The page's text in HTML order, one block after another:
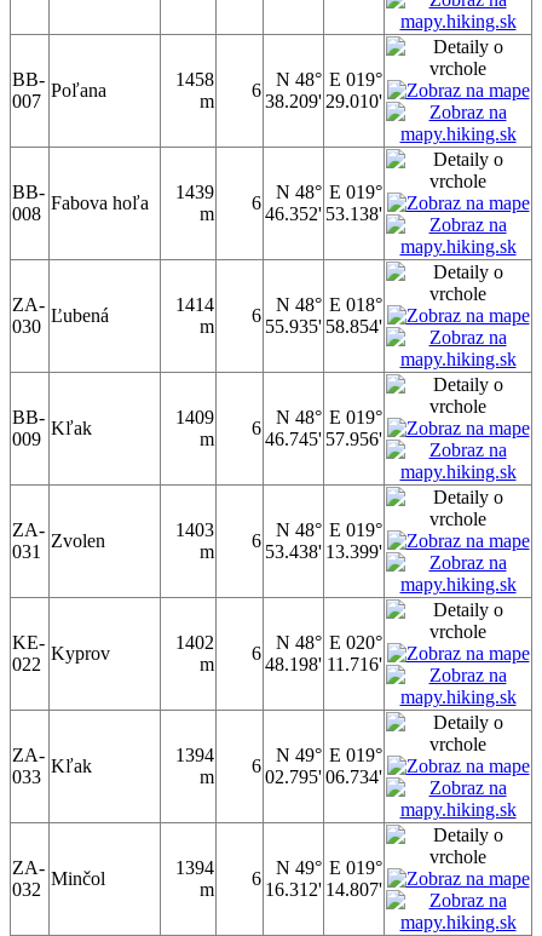
BB-
007
Poľana
1458
m
6
N 48°
38.209'
E 019°
29.010'
BB-
008
Fabova hoľa
1439
m
6
N 48°
46.352'
E 019°
53.138'
ZA-
030
Ľubená
1414
m
6
N 48°
55.935'
E 018°
58.854'
BB-
009
Kľak
1409
m
6
N 48°
46.745'
E 019°
57.956'
ZA-
031
Zvolen
1403
m
6
N 48°
53.438'
E 019°
13.399'
KE-
022
Kyprov
1402
m
6
N 48°
48.198'
E 020°
11.716'
ZA-
033
Kľak
1394
m
6
N 49°
02.795'
E 019°
06.734'
ZA-
032
Minčol
1394
m
6
N 49°
16.312'
E 019°
14.807'